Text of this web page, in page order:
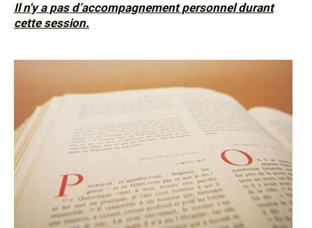
Il n'y a pas d’accompagnement personnel durant
cette session.